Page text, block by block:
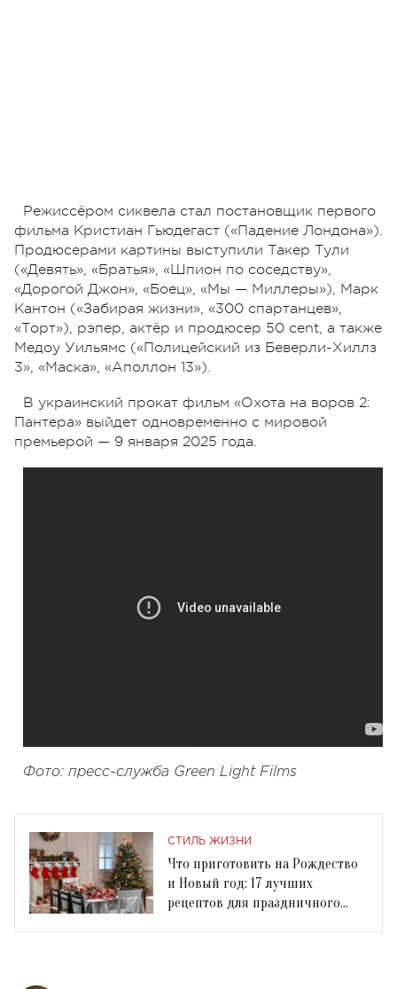
Режиссёром сиквела стал постановщик первого
фильма Кристиан Гьюдегаст («Падение Лондона»).
Продюсерами картины выступили Такер Тули
(«Девять», «Братья», «Шпион по соседству»,
«Дорогой Джон», «Боец», «Мы — Миллеры»), Марк
Кантон («Забирая жизни», «300 спартанцев»,
«Торт»), рэпер, актёр и продюсер 50 cent, а также
Медоу Уильямс («Полицейский из Беверли-Хиллз
3», «Маска», «Аполлон 13»).
В украинский прокат фильм «Охота на воров 2:
Пантера» выйдет одновременно с мировой
премьерой — 9 января 2025 года.
Фото: пресс-служба Green Light Films
СТИЛЬ ЖИЗНИ
Что приготовить на Рождество
и Новый год: 17 лучших
рецептов для праздничного